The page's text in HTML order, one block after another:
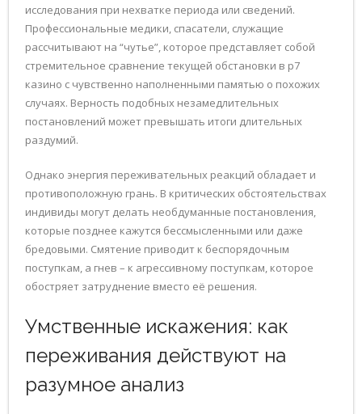
исследования при нехватке периода или сведений.
Профессиональные медики, спасатели, служащие
рассчитывают на “чутье”, которое представляет собой
стремительное сравнение текущей обстановки в р7
казино с чувственно наполненными памятью о похожих
случаях. Верность подобных незамедлительных
постановлений может превышать итоги длительных
раздумий.
Однако энергия переживательных реакций обладает и
противоположную грань. В критических обстоятельствах
индивиды могут делать необдуманные постановления,
которые позднее кажутся бессмысленными или даже
бредовыми. Смятение приводит к беспорядочным
поступкам, а гнев – к агрессивному поступкам, которое
обостряет затруднение вместо её решения.
Умственные искажения: как
переживания действуют на
разумное анализ